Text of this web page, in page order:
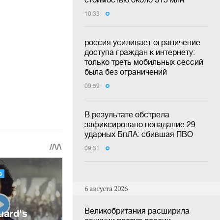
10:33
россия усиливает ограничение
доступа граждан к интернету:
только треть мобильных сессий
была без ограничений
09:59
В результате обстрела
зафиксировано попадание 29
ударных БпЛА: сбившая ПВО
09:31
6 августа 2026
Великобритания расширила